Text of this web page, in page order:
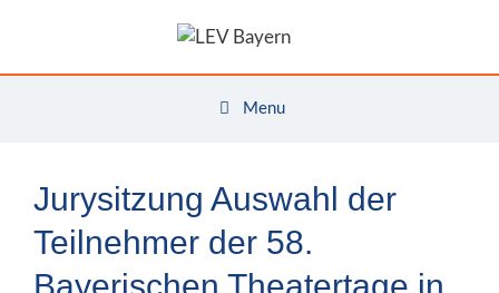
Menu
Jurysitzung Auswahl der
Teilnehmer der 58.